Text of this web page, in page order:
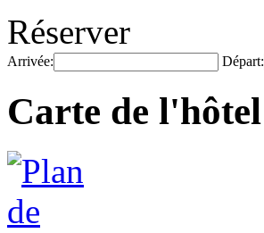
Réserver
Arrivée: Départ:
Carte de l'hôtel